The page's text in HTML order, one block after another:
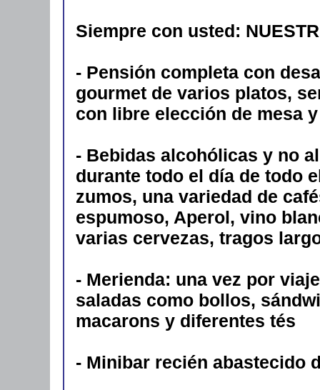
Siempre con usted:
- Pensión completa con
gourmet de varios platos,
con libre elección de mesa
- Bebidas alcohólicas y no
durante todo el día de todo
zumos, una variedad de
espumoso, Aperol, vino
varias cervezas, tragos
- Merienda: una vez por
saladas como bollos,
macarons y diferentes tés
- Minibar recién abastecido